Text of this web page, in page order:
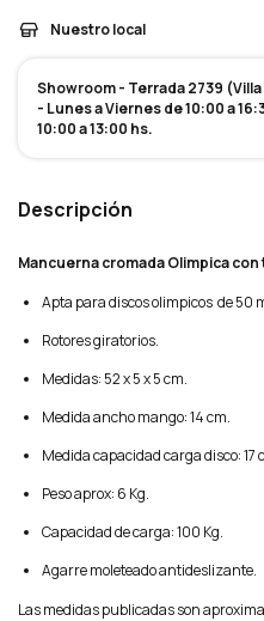
Nuestro local
Showroom - Terrada 2739
- Lunes a Viernes de 10:00 a
10:00 a 13:00 hs.
Descripción
Mancuerna cromada Olimpica
Apta para discos olimpicos de 50
Rotores giratorios.
Medidas: 52 x 5 x 5 cm.
Medida ancho mango: 14 cm.
Medida capacidad carga disco: 17
Peso aprox: 6 Kg.
Capacidad de carga: 100 Kg.
Agarre moleteado antideslizante.
Las medidas publicadas son